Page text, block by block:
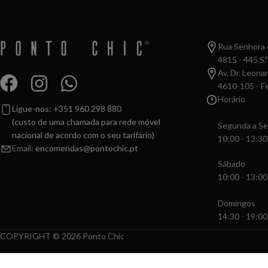
Ligue-nos: +351 960 298 880
(custo de uma chamada para rede móvel
nacional de acordo com o seu tarifário)
Email: encomendas@pontochic.pt
Rua Senhora
4815 - 445
Av. Dr.
4610-105 -
Horário
Segunda a
10:00 -
Sábado
10:00 -
Domingos
14:30 - 19:00
COPYRIGHT © 2026 Ponto Chic